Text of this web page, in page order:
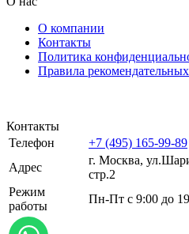
О компании
Контакты
Политика
Правила
Контакты
Телефон
+7 (495) 165-99-89
Адрес
г. Москва,
стр.2
Режим
работы
Пн-Пт с 9:00 до